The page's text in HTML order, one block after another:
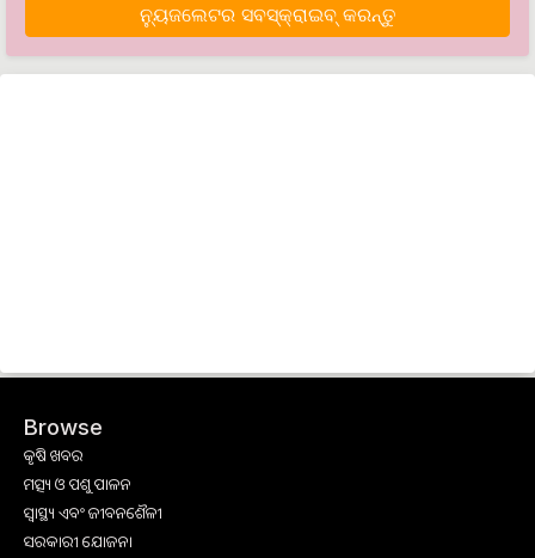
ନ୍ୟୁଜଲେଟର ସବସ୍କ୍ରାଇବ୍‌ କରନ୍ତୁ
Browse
କୃଷି ଖବର
ମତ୍ସ୍ୟ ଓ ପଶୁ ପାଳନ
ସ୍ୱାସ୍ଥ୍ୟ ଏବଂ ଜୀବନଶୈଳୀ
ସରକାରୀ ଯୋଜନା